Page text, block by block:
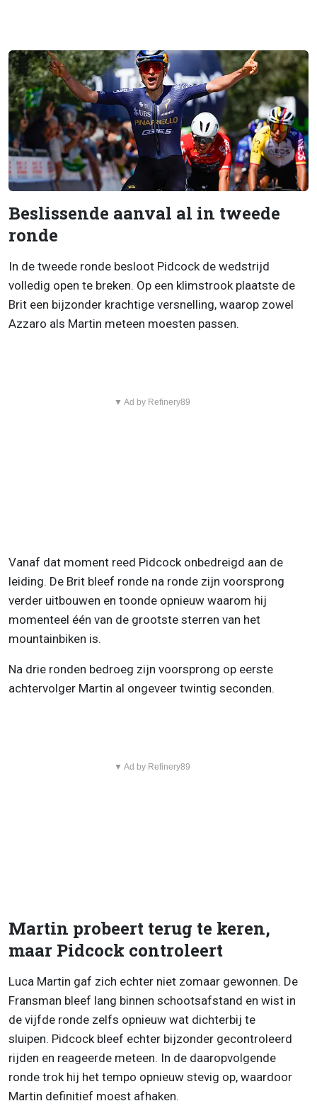
Beslissende aanval al in tweede
ronde
In de tweede ronde besloot Pidcock de wedstrijd
volledig open te breken. Op een klimstrook plaatste de
Brit een bijzonder krachtige versnelling, waarop zowel
Azzaro als Martin meteen moesten passen.
▼ Ad by Refinery89
Vanaf dat moment reed Pidcock onbedreigd aan de
leiding. De Brit bleef ronde na ronde zijn voorsprong
verder uitbouwen en toonde opnieuw waarom hij
momenteel één van de grootste sterren van het
mountainbiken is.
Na drie ronden bedroeg zijn voorsprong op eerste
achtervolger Martin al ongeveer twintig seconden.
▼ Ad by Refinery89
Martin probeert terug te keren,
maar Pidcock controleert
Luca Martin gaf zich echter niet zomaar gewonnen. De
Fransman bleef lang binnen schootsafstand en wist in
de vijfde ronde zelfs opnieuw wat dichterbij te
sluipen. Pidcock bleef echter bijzonder gecontroleerd
rijden en reageerde meteen. In de daaropvolgende
ronde trok hij het tempo opnieuw stevig op, waardoor
Martin definitief moest afhaken.